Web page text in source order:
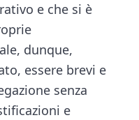
e che si è
dunque,
essere brevi e
senza
e